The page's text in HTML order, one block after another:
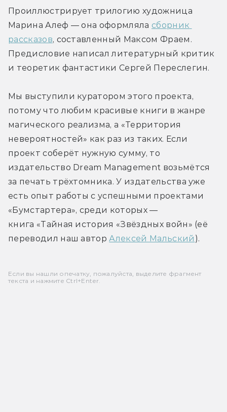
Проиллюстрирует трилогию художница
Марина Алеф — она оформляла сборник
рассказов, составленный Максом Фраем.
Предисловие написал литературный критик
и теоретик фантастики Сергей Переслегин.
Мы выступили куратором этого проекта,
потому что любим красивые книги в жанре
магического реализма, а «Территория
невероятностей» как раз из таких. Если
проект соберёт нужную сумму, то
издательство Dream Management возьмётся
за печать трёхтомника. У издательства уже
есть опыт работы с успешными проектами
«Бумстартера», среди которых —
книга «Тайная история «Звёздных войн» (её
переводил наш автор Алексей Мальский ).
Если вы нашли опечатку, пожалуйста, выделите фрагмент
текста и нажмите Ctrl+Enter.